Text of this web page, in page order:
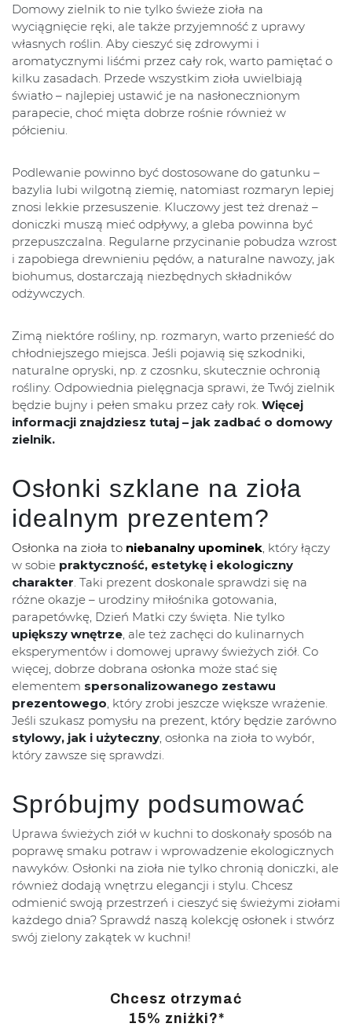
Domowy zielnik to nie tylko świeże zioła na
wyciągnięcie ręki, ale także przyjemność z uprawy
własnych roślin. Aby cieszyć się zdrowymi i
aromatycznymi liśćmi przez cały rok, warto pamiętać o
kilku zasadach. Przede wszystkim zioła uwielbiają
światło – najlepiej ustawić je na nasłonecznionym
parapecie, choć mięta dobrze rośnie również w
półcieniu.
Podlewanie powinno być dostosowane do gatunku –
bazylia lubi wilgotną ziemię, natomiast rozmaryn lepiej
znosi lekkie przesuszenie. Kluczowy jest też drenaż –
doniczki muszą mieć odpływy, a gleba powinna być
przepuszczalna. Regularne przycinanie pobudza wzrost
i zapobiega drewnieniu pędów, a naturalne nawozy, jak
biohumus, dostarczają niezbędnych składników
odżywczych.
Zimą niektóre rośliny, np. rozmaryn, warto przenieść do
chłodniejszego miejsca. Jeśli pojawią się szkodniki,
naturalne opryski, np. z czosnku, skutecznie ochronią
rośliny. Odpowiednia pielęgnacja sprawi, że Twój zielnik
będzie bujny i pełen smaku przez cały rok. Więcej
informacji znajdziesz tutaj – jak zadbać o domowy
zielnik.
Osłonki szklane na zioła
idealnym prezentem?
Osłonka na zioła to niebanalny upominek, który łączy
w sobie praktyczność, estetykę i ekologiczny
charakter. Taki prezent doskonale sprawdzi się na
różne okazje – urodziny miłośnika gotowania,
parapetówkę, Dzień Matki czy święta. Nie tylko
upiększy wnętrze, ale też zachęci do kulinarnych
eksperymentów i domowej uprawy świeżych ziół. Co
więcej, dobrze dobrana osłonka może stać się
elementem spersonalizowanego zestawu
prezentowego, który zrobi jeszcze większe wrażenie.
Jeśli szukasz pomysłu na prezent, który będzie zarówno
stylowy, jak i użyteczny, osłonka na zioła to wybór,
który zawsze się sprawdzi.
Spróbujmy podsumować
Uprawa świeżych ziół w kuchni to doskonały sposób na
poprawę smaku potraw i wprowadzenie ekologicznych
nawyków. Osłonki na zioła nie tylko chronią doniczki, ale
również dodają wnętrzu elegancji i stylu. Chcesz
odmienić swoją przestrzeń i cieszyć się świeżymi ziołami
każdego dnia? Sprawdź naszą kolekcję osłonek i stwórz
swój zielony zakątek w kuchni!
Chcesz otrzymać
15% zniżki?*